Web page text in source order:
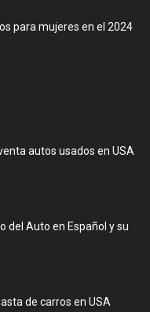
para mujeres en el 2024
autos usados en USA
del Auto en Español y su
de carros en USA